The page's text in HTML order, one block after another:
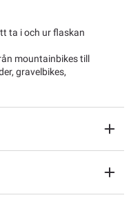
ta i och ur flaskan
mountainbikes till
gravelbikes,